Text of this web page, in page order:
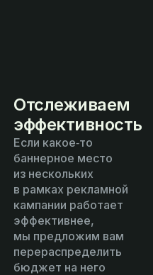
Отслеживаем
эффективность
Если какое‑то
баннерное место
из нескольких
в рамках рекламной
кампании работает
эффективнее,
мы предложим вам
перераспределить
бюджет на него